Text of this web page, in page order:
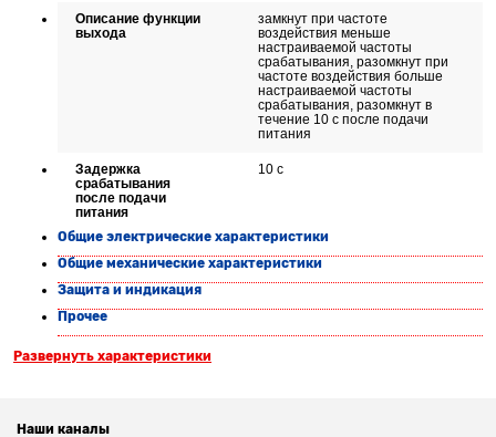
Описание функции
выхода
замкнут при частоте
воздействия меньше
настраиваемой частоты
срабатывания, разомкнут при
частоте воздействия больше
настраиваемой частоты
срабатывания, разомкнут в
течение 10 с после подачи
питания
Задержка
срабатывания
после подачи
питания
10 с
Общие электрические характеристики
Общие механические характеристики
Защита и индикация
Прочее
Развернуть характеристики
Наши каналы